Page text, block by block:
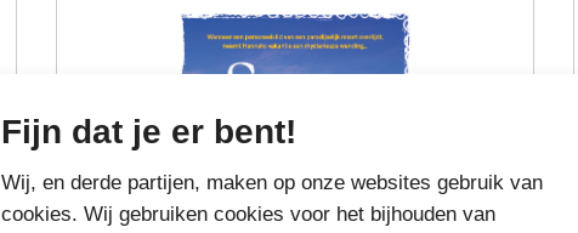
Fijn dat je er bent!
Wij, en derde partijen, maken op onze websites gebruik van
cookies. Wij gebruiken cookies voor het bijhouden van